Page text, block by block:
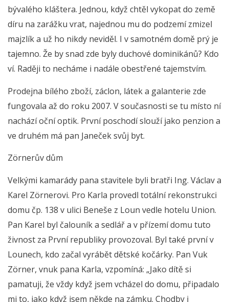
bývalého kláštera. Jednou, když chtěl vykopat do země
díru na zarážku vrat, najednou mu do podzemí zmizel
majzlík a už ho nikdy neviděl. I v samotném domě prý je
tajemno. Že by snad zde byly duchové dominikánů? Kdo
ví. Raději to necháme i nadále obestřené tajemstvím.
Prodejna bílého zboží, záclon, látek a galanterie zde
fungovala až do roku 2007. V současnosti se tu místo ní
nachází oční optik. První poschodí slouží jako penzion a
ve druhém má pan Janeček svůj byt.
Zörnerův dům
Velkými kamarády pana stavitele byli bratři Ing. Václav a
Karel Zörnerovi. Pro Karla provedl totální rekonstrukci
domu čp. 138 v ulici Beneše z Loun vedle hotelu Union.
Pan Karel byl čalouník a sedlář a v přízemí domu tuto
živnost za První republiky provozoval. Byl také první v
Lounech, kdo začal vyrábět dětské kočárky. Pan Vuk
Zörner, vnuk pana Karla, vzpomíná: „Jako dítě si
pamatuji, že vždy když jsem vcházel do domu, připadalo
mi to, jako když jsem někde na zámku. Chodby i